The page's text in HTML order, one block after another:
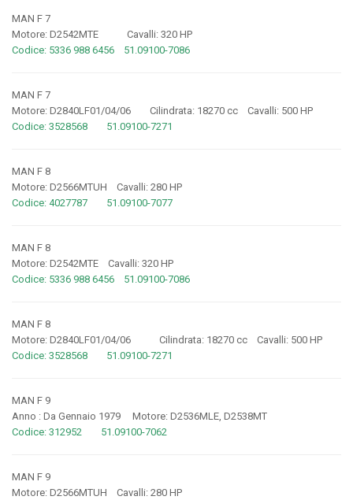
MAN F 7
Motore: D2542MTE Cavalli: 320 HP
Codice: 5336 988 6456 51.09100-7086
MAN F 7
Motore: D2840LF01/04/06 Cilindrata: 18270 cc Cavalli: 500 HP
Codice: 3528568 51.09100-7271
MAN F 8
Motore: D2566MTUH Cavalli: 280 HP
Codice: 4027787 51.09100-7077
MAN F 8
Motore: D2542MTE Cavalli: 320 HP
Codice: 5336 988 6456 51.09100-7086
MAN F 8
Motore: D2840LF01/04/06 Cilindrata: 18270 cc Cavalli: 500 HP
Codice: 3528568 51.09100-7271
MAN F 9
Anno : Da Gennaio 1979 Motore: D2536MLE, D2538MT
Codice: 312952 51.09100-7062
MAN F 9
Motore: D2566MTUH Cavalli: 280 HP